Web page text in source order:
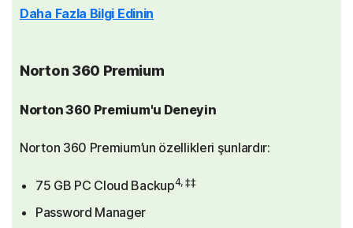
Daha Fazla Bilgi Edinin
Norton 360 Premium
Norton 360 Premium'u Deneyin
Norton 360 Premium’un özellikleri şunlardır:
75 GB PC Cloud Backup4, ‡‡
Password Manager